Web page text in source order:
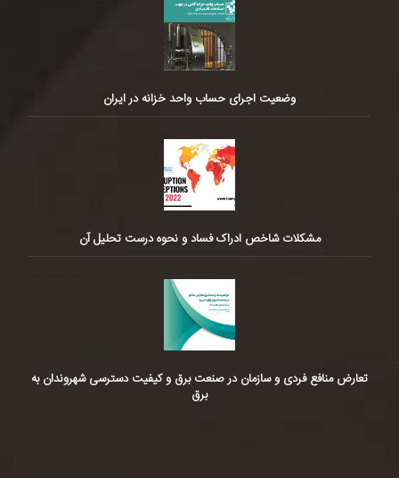
وضعیت اجرای حساب واحد خزانه در ایران
مشکلات شاخص ادراک فساد و نحوه درست تحلیل آن
تعارض منافع فردی و سازمان در صنعت برق و کیفیت دسترسی شهروندان به
برق